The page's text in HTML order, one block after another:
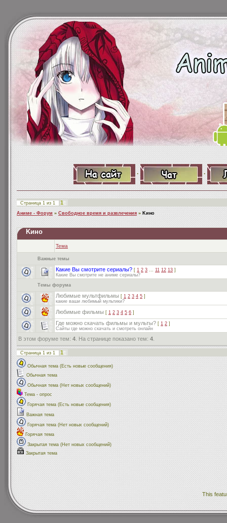
· ·
Страница 1 из 1 1
Аниме - Форум » Свободное время и развлечения » Kино
Kино
Тема
Важные темы
Какие Вы смотрите сериалы? [ 1 2 3 … 11 12 13 ]
Какие Вы смотрите не аниме сериалы?
Темы форума
Любимые мультфильмы [ 1 2 3 4 5 ]
какие ваши любимый мультики?
Любимые фильмы [ 1 2 3 4 5 6 ]
Где можно скачать фильмы и мульты? [ 1 2 ]
Сайты где можно скачать и смотреть онлайн
В этом форуме тем: 4 . На странице показано тем: 4
Страница 1 из 1 1
Обычная тема (Есть новые сообщения)
Обычная тема
Обычная тема (Нет новых сообщений)
Тема - опрос
Горячая тема (Есть новые сообщения)
Важная тема
Горячая тема (Нет новых сообщений)
Горячая тема
Закрытая тема (Нет новых сообщений)
Закрытая тема
This